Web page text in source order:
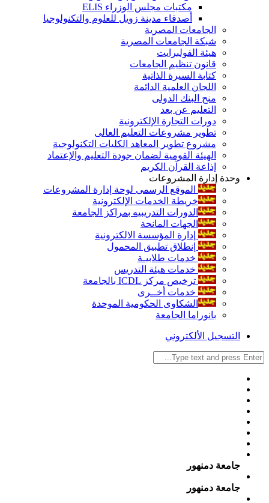
مكتبات مجلس الوزراء ELIS
أصدقاء مدينة زويل للعلوم والتكنولوجيا
الجامعات المصرية
شبكة الجامعات المصرية
هيئة الفولبرايت
قانون تنظيم الجامعات
كتابة السيرة الذاتية
اللجان العلمية الدائمة
منح البنك الدولى
التعليم عن بعد
دورات التجارة الإلكترونية
تطوير مشروعات التعليم العالى
مشروع تطوير المعاهد الكليات التكنولوجية
الهيئة القومية لضمان جودة التعليم والإعتماد
إذاعة القرآن الكريم
وحدة إدارة المشروعات
الموقع الرسمى لوحة إدارة المشروعات
خريطة الخدمات الإلكترونية
الدورات التدريبيه بمراكز الجامعة
الجهات المانحة
إدارة المؤسسة الالكترونية
إنطلاق تطبيق المحمول
خدمات طلابيـة
خدمات هيئة التدريس
ترخيص مركز ICDL بالجامعة
خدمات أخــرى
الشكاوى الحكومية الموحدة
بانوراما الجامعة
التسجيل الألكتروني
جامعة دمنهور
جامعة دمنهور